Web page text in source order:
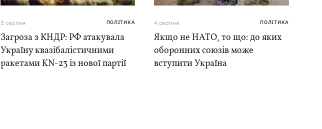
5 серпня ПОЛІТИКА
Загроза з КНДР: РФ атакувала
Україну квазібалістичними
ракетами KN-23 із нової партії
4 серпня ПОЛІТИКА
Якщо не НАТО, то що: до яких
оборонних союзів може
вступити Україна